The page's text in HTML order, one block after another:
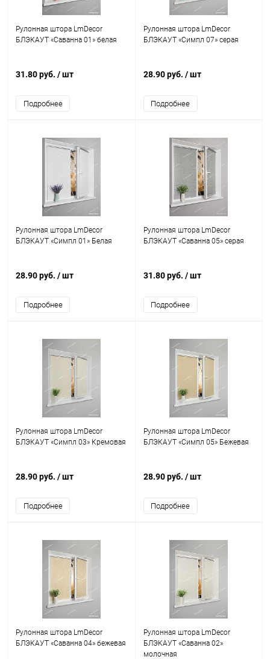
Рулонная штора LmDecor
БЛЭКАУТ «Саванна 01» белая
31.80 руб. / шт
Подробнее
Рулонная штора LmDecor
БЛЭКАУТ «Симпл 07» серая
28.90 руб. / шт
Подробнее
Рулонная штора LmDecor
БЛЭКАУТ «Симпл 01» Белая
28.90 руб. / шт
Подробнее
Рулонная штора LmDecor
БЛЭКАУТ «Саванна 05» серая
31.80 руб. / шт
Подробнее
Рулонная штора LmDecor
БЛЭКАУТ «Симпл 03» Кремовая
28.90 руб. / шт
Подробнее
Рулонная штора LmDecor
БЛЭКАУТ «Симпл 05» Бежевая
28.90 руб. / шт
Подробнее
Рулонная штора LmDecor
БЛЭКАУТ «Саванна 04» бежевая
Рулонная штора LmDecor
БЛЭКАУТ «Саванна 02»
молочная